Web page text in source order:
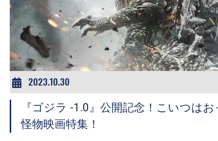
2023.10.30
『ゴジラ -1.0』公開記念！こいつは
怪物映画特集！